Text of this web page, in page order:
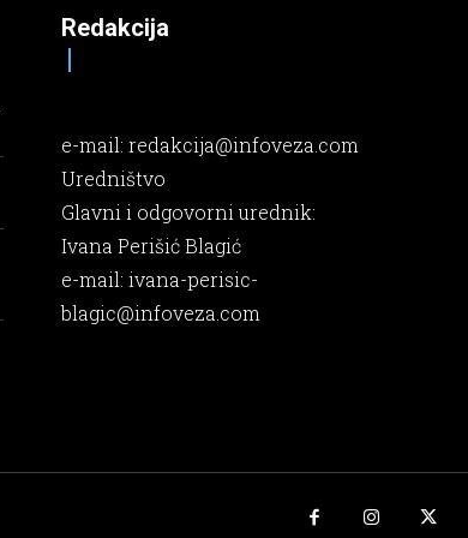
Redakcija
e-mail:redakcija@infoveza.com
Uredništvo
Glavni i odgovorni urednik:
Ivana Perišić Blagić
e-mail:ivana-perisic-
blagic@infoveza.com